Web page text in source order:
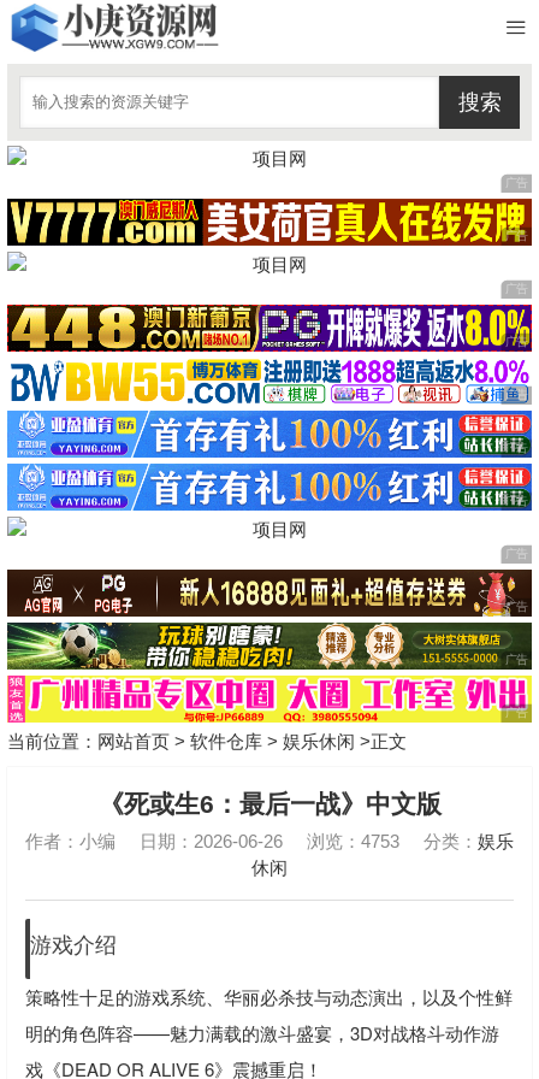
当前位置： 网站首页 > 软件仓库 > 娱乐休闲 >正文
《死或生6：最后一战》中文版
作者：小编 日期：2026-06-26 浏览：4753 分类： 娱乐
休闲
游戏介绍
策略性十足的游戏系统、华丽必杀技与动态演出，以及个性鲜
明的角色阵容——魅力满载的激斗盛宴，3D对战格斗动作游
戏《DEAD OR ALIVE 6》震撼重启！